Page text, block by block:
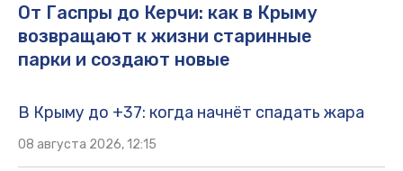
От Гаспры до Керчи: как в Крыму
возвращают к жизни старинные
парки и создают новые
В Крыму до +37: когда начнёт спадать жара
08 августа 2026, 12:15